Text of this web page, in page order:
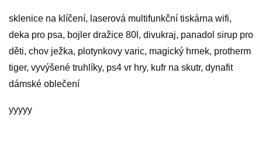
sklenice na klíčení, laserová multifunkční tiskárna wifi,
deka pro psa, bojler dražice 80l, divukraj, panadol sirup pro
děti, chov ježka, plotynkovy varic, magický hrnek, protherm
tiger, vyvýšené truhlíky, ps4 vr hry, kufr na skutr, dynafit
dámské oblečení
yyyyy